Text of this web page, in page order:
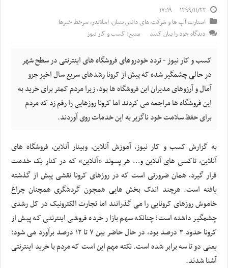
۱۳۹۹/۱۱/۲۳
۱۷:۱۹
استارت آپ ها و شرکت های دانش بنیان,اسلایدر,سرخط خبرها
دیدگاه خود را بیان کنید
منبع: کسب و کار نیوز
کسب و کار نیوز - تردد خودروهای فروشگاه های اینترنتی در سطح شهر
در حالی چشمگیر شده که پیش از کرونا رشدهای سریع سال اخیز جزو
آمال و آرزوهای مدیران این فروشگاه ها بود، زیرا مردم کمتر برای خرید به
این فروشگاه ها مراجعه می کردند اما کرونا روزهایی را رقم زد که مردم
برای حفظ سلامت خود ناگزیر به این خدمات روی آوردند.
به گزارش کسب و کار نیوز، آموزش آنلاین، وبینار آنلاین، فروشگاه های
آنلاین، تاکسی های آنلاین و… هر پسوند «آنلاین» که در کنار یک خدمت
قرار گیرد، همان ضرورتی است که در روزهای کرونا نقشی پیش از گذشته
یافته است. هرچند اندک بخش هایی همچون گردشگری همچنان چراغ
خاموش روزهای کرونایی را می گذرانند اما تجارت الکترونیک در کل رشدی
چشمگیر داشته است؛ چنانکه سهم بازار خرده فروشی اینترنتی که پیش از
کرونا حدود ۳ درصد بود، در حال حاضر بین ۷ تا ۱۲ درصد برآورد می شود؛
یعنی دو تا سه برابر شده است. نکته مهم این است که مردم با خرید اینترنتی
آشنا شدند.